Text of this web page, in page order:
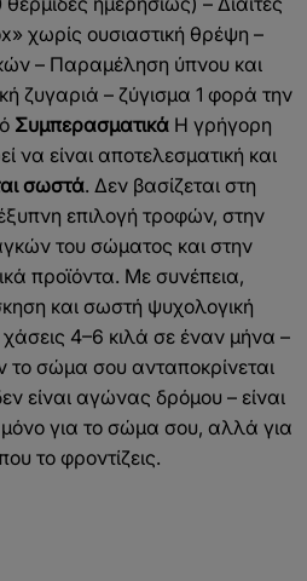
χωρίς ουσιαστική θρέψη –
– Παραμέληση ύπνου και
ζυγαριά – ζύγισμα 1 φορά την
Συμπερασματικά Η γρήγορη
να είναι αποτελεσματική και
σωστά. Δεν βασίζεται στη
επιλογή τροφών, στην
του σώματος και στην
προϊόντα. Με συνέπεια,
και σωστή ψυχολογική
4–6 κιλά σε έναν μήνα –
το σώμα σου ανταποκρίνεται
είναι αγώνας δρόμου – είναι
για το σώμα σου, αλλά για
το φροντίζεις.